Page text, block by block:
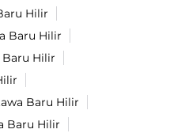
Hilir
Baru Hilir
Hilir
Baru Hilir
Baru Hilir